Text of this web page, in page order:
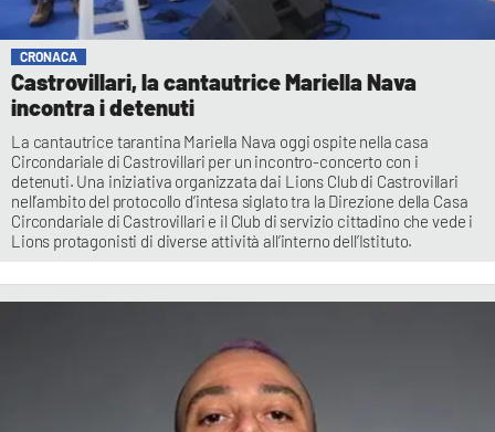
CRONACA
Castrovillari, la cantautrice Mariella Nava
incontra i detenuti
La cantautrice tarantina Mariella Nava oggi ospite nella casa
Circondariale di Castrovillari per un incontro-concerto con i
detenuti. Una iniziativa organizzata dai Lions Club di Castrovillari
nell’ambito del protocollo d’intesa siglato tra la Direzione della Casa
Circondariale di Castrovillari e il Club di servizio cittadino che vede i
Lions protagonisti di diverse attività all’interno dell’Istituto.